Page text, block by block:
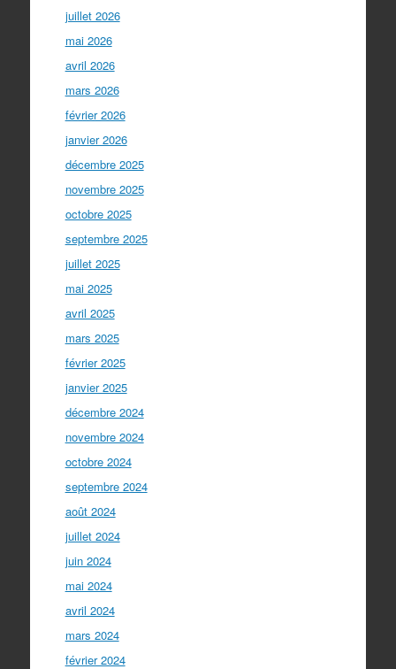
juillet 2026
mai 2026
avril 2026
mars 2026
février 2026
janvier 2026
décembre 2025
novembre 2025
octobre 2025
septembre 2025
juillet 2025
mai 2025
avril 2025
mars 2025
février 2025
janvier 2025
décembre 2024
novembre 2024
octobre 2024
septembre 2024
août 2024
juillet 2024
juin 2024
mai 2024
avril 2024
mars 2024
février 2024